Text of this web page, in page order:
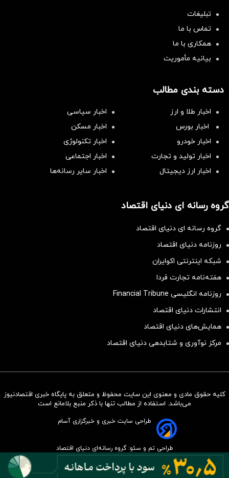
سرمایه‌گذاری همسنگ با شاخص
تبلیغات
تماس با ما
همکاری با ما
بیانیه مأموریت
دسته بندی مطالب
اخبار طلا و ارز
اخبار سیاسی
اخبار بورس
اخبار مسکن
اخبار خودرو
اخبار تکنولوژی
اخبار تولید و تجارت
اخبار اجتماعی
اخبار ارز دیجیتال
اخبار سایر رسانه‌‌ها
گروه رسانه ای دنیای اقتصاد
گروه رسانه ای دنیای اقتصاد
روزنامه دنیای اقتصاد
شبکه اینترنتی اکوایران
هفته‌نامه تجارت فردا
روزنامه انگلیسی Financial Tribune
انتشارات دنیای اقتصاد
همایش‌های دنیای اقتصاد
مرکز نوآوری و شتابدهی دنیای اقتصاد
کلیه حقوق مادی و معنوی این سایت محفوظ و متعلق به پایگاه خبری اقتصادنیوز
می‌باشد. استفاده از مطالب تنها با ذکر منبع بلامانع است
طراحی سایت خبری و خبرگزاری آسام
طراحی تم و سئو: گروه رسانه‌ای دنیای اقتصاد